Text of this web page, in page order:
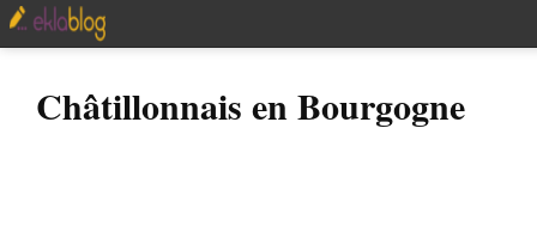
Châtillonnais en Bourgogne